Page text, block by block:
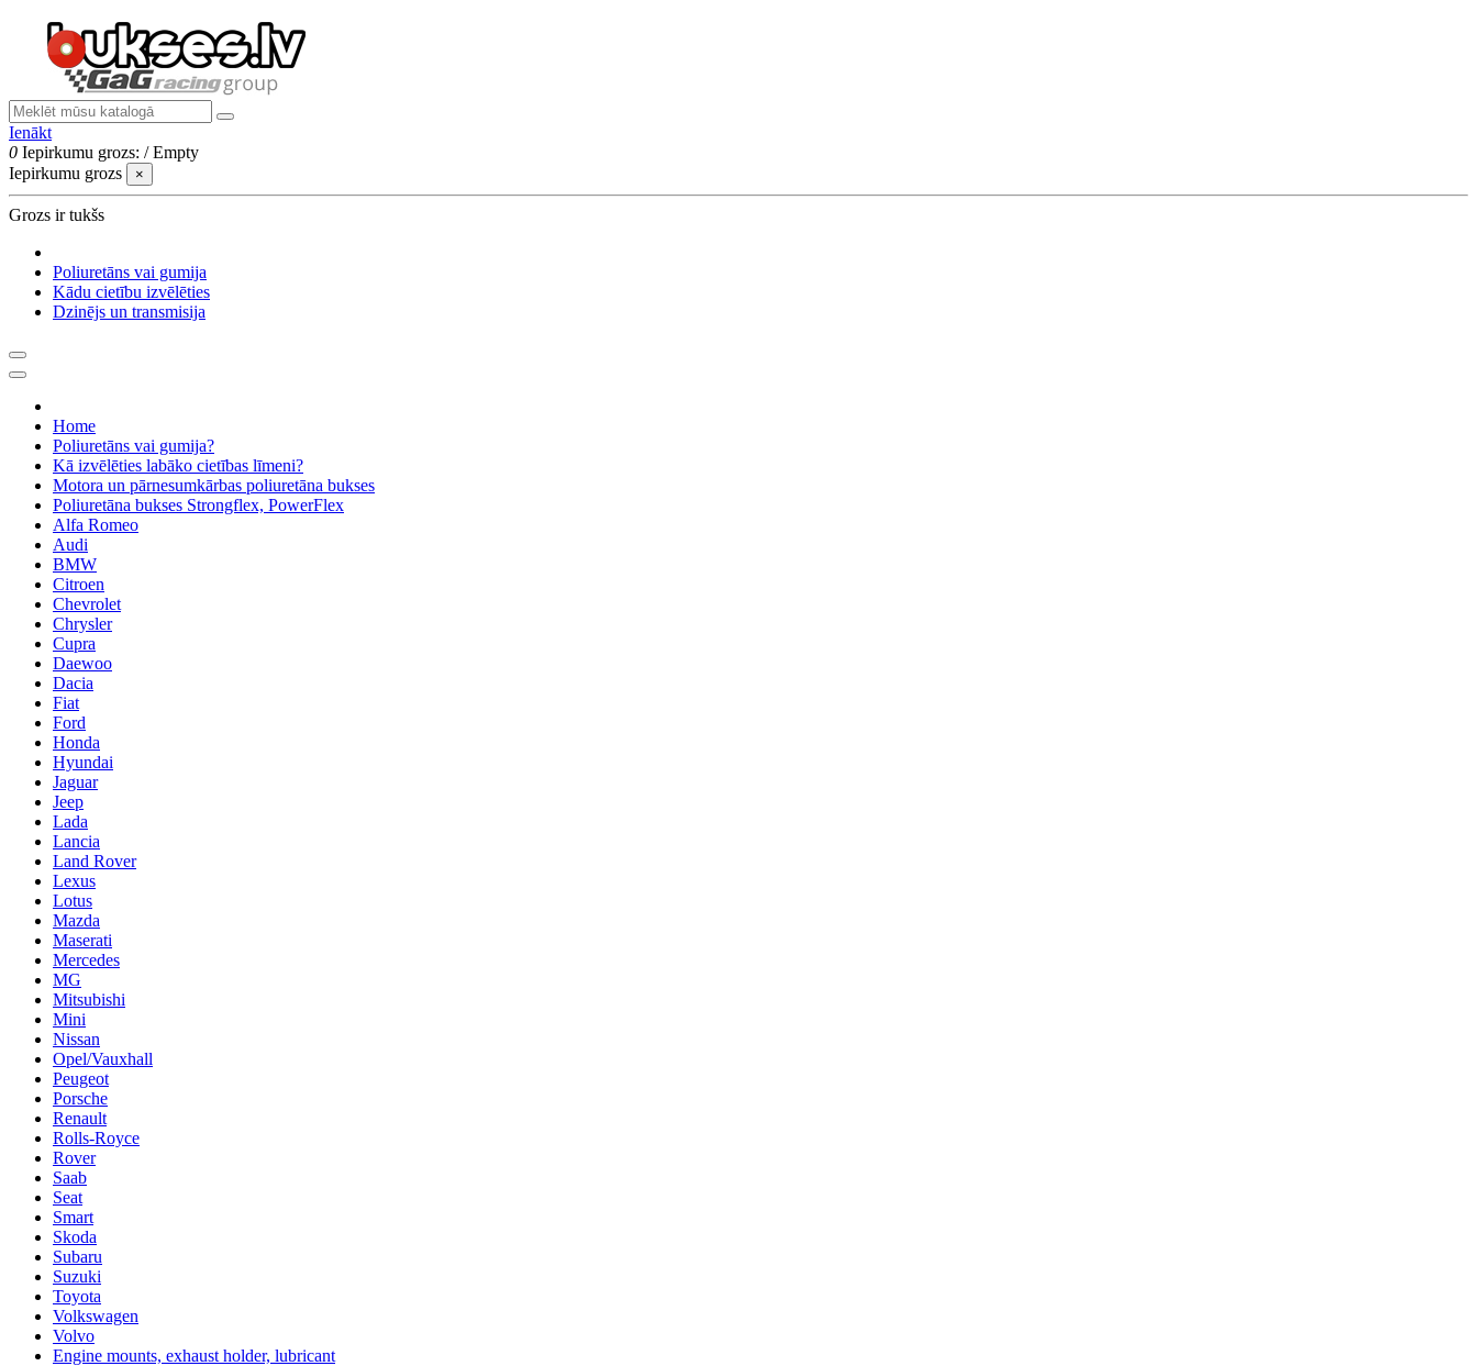
Ienākt
0 Iepirkumu grozs: /Empty
Iepirkumu grozs
×
Grozs ir tukšs
Poliuretāns vai gumija
Kādu cietību izvēlēties
Dzinējs un transmisija
Home
Poliuretāns vai gumija?
Kā izvēlēties labāko cietības līmeni?
Motora un pārnesumkārbas poliuretāna bukses
Poliuretāna bukses Strongflex, PowerFlex
Alfa Romeo
Audi
BMW
Citroen
Chevrolet
Chrysler
Cupra
Daewoo
Dacia
Fiat
Ford
Honda
Hyundai
Jaguar
Jeep
Lada
Lancia
Land Rover
Lexus
Lotus
Mazda
Maserati
Mercedes
MG
Mitsubishi
Mini
Nissan
Opel/Vauxhall
Peugeot
Porsche
Renault
Rolls-Royce
Rover
Saab
Seat
Smart
Skoda
Subaru
Suzuki
Toyota
Volkswagen
Volvo
Engine mounts, exhaust holder, lubricant